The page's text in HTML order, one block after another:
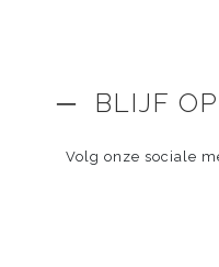
─ BLIJF
Volg onze sociale